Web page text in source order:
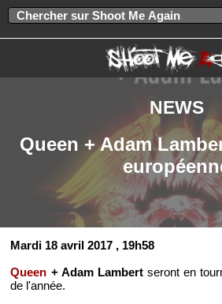
NEWS
Queen + Adam
Mardi 18 avril 2017 , 19h58
Queen + Adam Lambertseront en
de l'année.